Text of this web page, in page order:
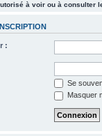
à voir ou à consulter
INSCRIPTION
:
Se
Masquer